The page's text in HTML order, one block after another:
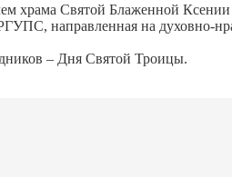
храма Святой Блаженной
направленная на духовно-
– Дня Святой Троицы.